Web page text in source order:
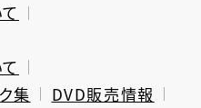
集
DVD販売情報